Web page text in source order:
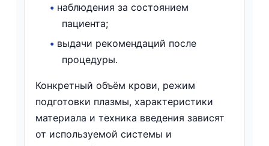
• наблюдения за состоянием
пациента;
• выдачи рекомендаций после
процедуры.
Конкретный объём крови, режим
подготовки плазмы, характеристики
материала и техника введения зависят
от используемой системы и